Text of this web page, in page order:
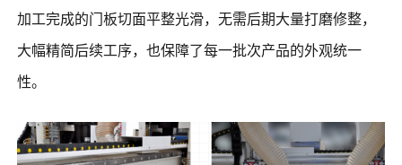
加工完成的门板切面平整光滑，无需后期大量打磨修整，
大幅精简后续工序，也保障了每一批次产品的外观统一
性。